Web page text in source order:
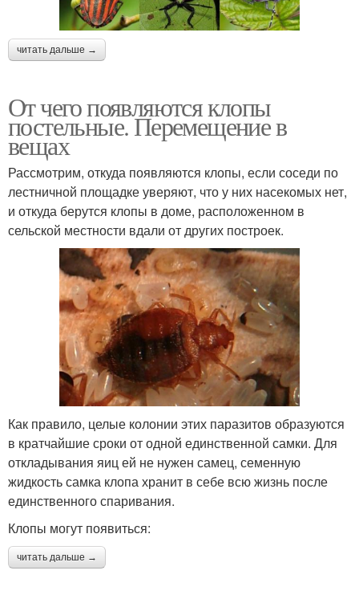
читать дальше →
От чего появляются клопы
постельные. Перемещение в
вещах
Рассмотрим, откуда появляются клопы, если соседи по
лестничной площадке уверяют, что у них насекомых нет,
и откуда берутся клопы в доме, расположенном в
сельской местности вдали от других построек.
Как правило, целые колонии этих паразитов образуются
в кратчайшие сроки от одной единственной самки. Для
откладывания яиц ей не нужен самец, семенную
жидкость самка клопа хранит в себе всю жизнь после
единственного спаривания.
Клопы могут появиться:
читать дальше →